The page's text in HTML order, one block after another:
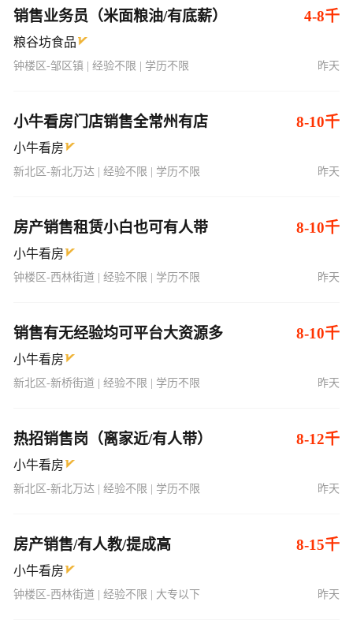
销售业务员（米面粮油/有底薪） 4-8千
粮谷坊食品
钟楼区-邹区镇 | 经验不限 | 学历不限 昨天
小牛看房门店销售全常州有店 8-10千
小牛看房
新北区-新北万达 | 经验不限 | 学历不限 昨天
房产销售租赁小白也可有人带 8-10千
小牛看房
钟楼区-西林街道 | 经验不限 | 学历不限 昨天
销售有无经验均可平台大资源多 8-10千
小牛看房
新北区-新桥街道 | 经验不限 | 学历不限 昨天
热招销售岗（离家近/有人带） 8-12千
小牛看房
新北区-新北万达 | 经验不限 | 学历不限 昨天
房产销售/有人教/提成高 8-15千
小牛看房
钟楼区-西林街道 | 经验不限 | 大专以下 昨天